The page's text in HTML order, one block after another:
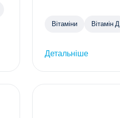
Вітаміни Вітамін Д
Детальніше